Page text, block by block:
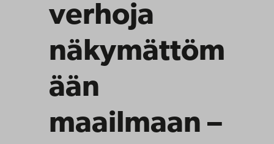
verhoja
näkymättöm
ään
maailmaan –